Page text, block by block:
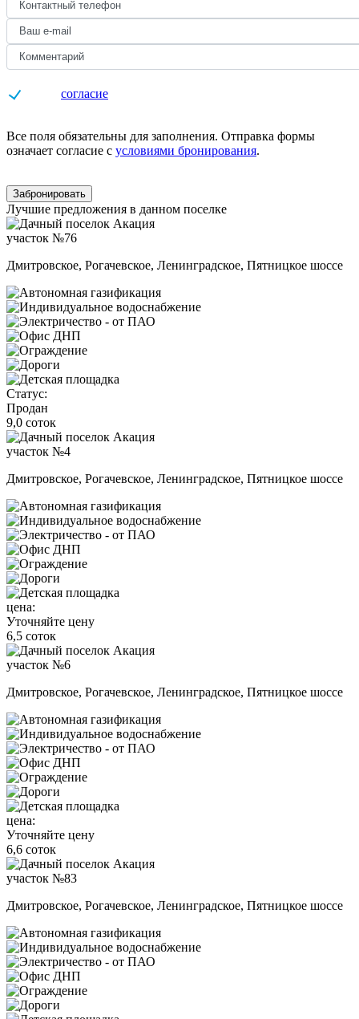
согласие
Все поля обязательны для заполнения. Отправка формы
означает согласие с условиями бронирования.
Забронировать
Лучшие предложения в данном поселке
участок №76
Дмитровское, Рогачевское, Ленинградское, Пятницкое шоссе
Статус:
Продан
9,0 соток
участок №4
Дмитровское, Рогачевское, Ленинградское, Пятницкое шоссе
цена:
Уточняйте цену
6,5 соток
участок №6
Дмитровское, Рогачевское, Ленинградское, Пятницкое шоссе
цена:
Уточняйте цену
6,6 соток
участок №83
Дмитровское, Рогачевское, Ленинградское, Пятницкое шоссе